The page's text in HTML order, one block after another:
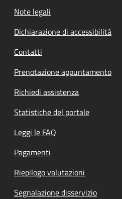
Note legali
Dichiarazione di accessibilità
Contatti
Prenotazione appuntamento
Richiedi assistenza
Statistiche del portale
Leggi le FAQ
Pagamenti
Riepilogo valutazioni
Segnalazione disservizio